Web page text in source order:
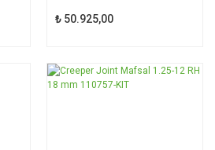
₺ 50.925,00